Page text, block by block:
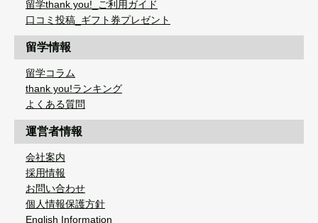
留学thank you!_ご利用ガイド
口コミ投稿_ギフト券プレゼント
留学情報
留学コラム
thank you!ランキング
よくある質問
運営者情報
会社案内
採用情報
お問い合わせ
個人情報保護方針
English Information